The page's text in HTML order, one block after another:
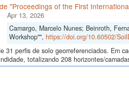
"Proceedings of the First
Apr 13, 2026
Camargo, Marcelo Nunes; Beinroth,
Workshop"", https://doi.org/10.60502/
31 perfis de solo georreferenciados. Em
totalizando 208 horizontes/